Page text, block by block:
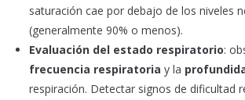
saturación cae por debajo de los niveles
(generalmente 90% o menos).
Evaluación del estado respiratorio:
frecuencia respiratoria y la
respiración. Detectar signos de dificultad